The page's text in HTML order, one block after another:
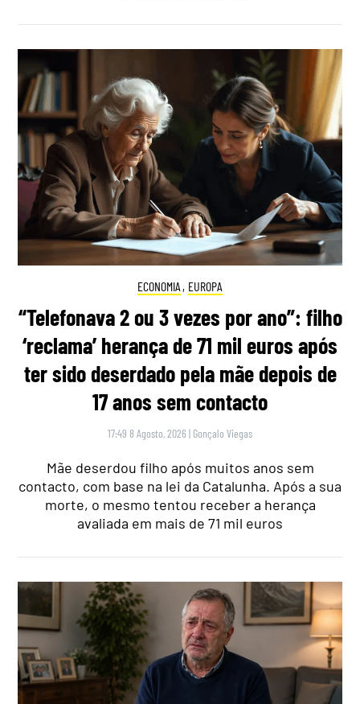
ECONOMIA , EUROPA
“Telefonava 2 ou 3 vezes por ano”: filho
‘reclama’ herança de 71 mil euros após
ter sido deserdado pela mãe depois de
17 anos sem contacto
17:49 8 Agosto, 2026 | Gonçalo Viegas
Mãe deserdou filho após muitos anos sem
contacto, com base na lei da Catalunha. Após a sua
morte, o mesmo tentou receber a herança
avaliada em mais de 71 mil euros